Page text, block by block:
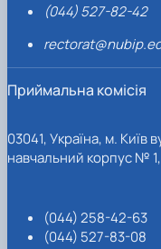
(044) 527-82-42
Приймальна комісія
03041, Україна, м. Київ
навчальний корпус №
(044) 258-42-63
(044) 527-83-08